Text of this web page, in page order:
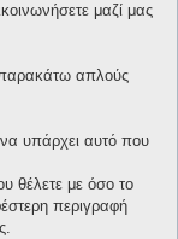
μαζί μας
παρακάτω απλούς
υπάρχει αυτό που
θέλετε με όσο το
περιγραφή